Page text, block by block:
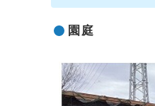
園庭